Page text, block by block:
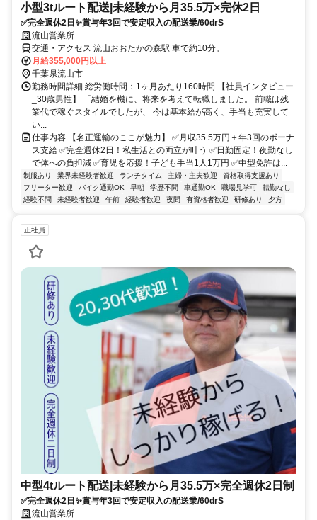
小型3tルート配送|未経験から月35.5万×完休2日
✅完全週休2日✨賞与年3回で安定収入の配送業/60drS
流山営業所
交通・アクセス 流山おおたかの森駅 車で約10分。
月給355,000円以上
千葉県流山市
勤務時間詳細 総労働時間：1ヶ月あたり160時間 【社員インタビュー
_30歳男性】 「結婚を機に、将来を考えて転職しました。 前職は残
業代で稼ぐスタイルでしたが、 今は基本給が高く、手当も充実して
い...
仕事内容 【名正運輸のここが魅力】 ✅月収35.5万円＋年3回のボーナ
ス支給 ✅完全週休2日！私生活との両立が叶う ✅日勤固定！夜勤なし
で体への負担減 ✅育児を応援！子ども手当1人1万円 ✅中型免許は...
制服あり 業界未経験者歓迎 ランチタイム 主婦・主夫歓迎
資格取得支援あり
フリーター歓迎
バイク通勤OK 早朝 学歴不問 車通勤OK 職場見学可
転勤なし
経験不問
未経験者歓迎 午前 経験者歓迎 夜間 有資格者歓迎 研修あり 夕方
正社員
中型4tルート配送|未経験から月35.5万×完全週休2日制
✅完全週休2日✨賞与年3回で安定収入の配送業/60drS
流山営業所